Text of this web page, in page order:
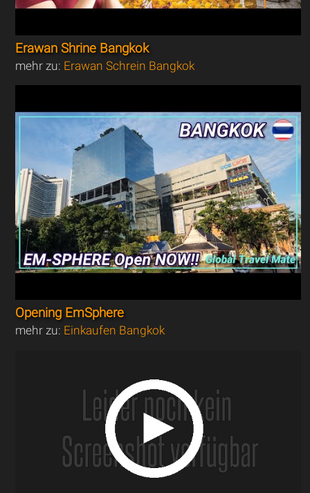
Erawan Shrine Bangkok
mehr zu: Erawan Schrein Bangkok
Opening EmSphere
mehr zu: Einkaufen Bangkok